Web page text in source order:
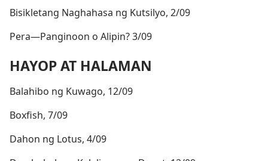
Bisikletang Naghahasa ng Kutsilyo, 2/09
Pera​—Panginoon o Alipin? 3/09
HAYOP AT HALAMAN
Balahibo ng Kuwago, 12/09
Boxfish, 7/09
Dahon ng Lotus, 4/09